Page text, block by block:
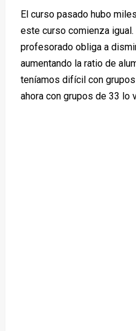
El curso pasado hubo
este curso comienza
profesorado obliga a
aumentando la ratio de
teníamos difícil con
ahora con grupos de 33 lo